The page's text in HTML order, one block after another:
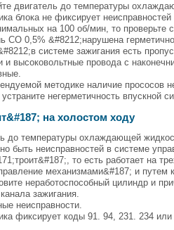
двигатель до температуры
блока не фиксирует
на 100 об/мин, то проверьте
CO 0,5% &#8212;нарушена
системе зажигания есть
и высоковольтные провода с
методике наличие прососов
негерметичность впускной
на холостом ходу
до температуры охлаждающей
быть неисправностей в системе
то есть работает на
механизмами&#187; и путем
неработоспособный цилиндр и
зажигания.
неисправности.
фиксирует коды 91. 94, 231. 234